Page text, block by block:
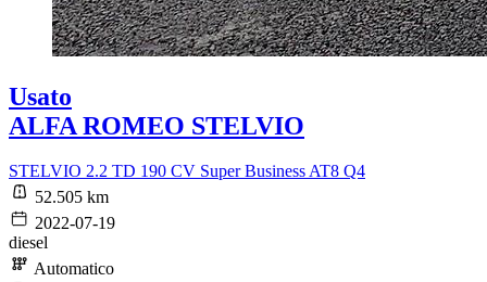
Usato
ALFA ROMEO STELVIO
STELVIO 2.2 TD 190 CV Super Business AT8 Q4
52.505 km
2022-07-19
diesel
Automatico